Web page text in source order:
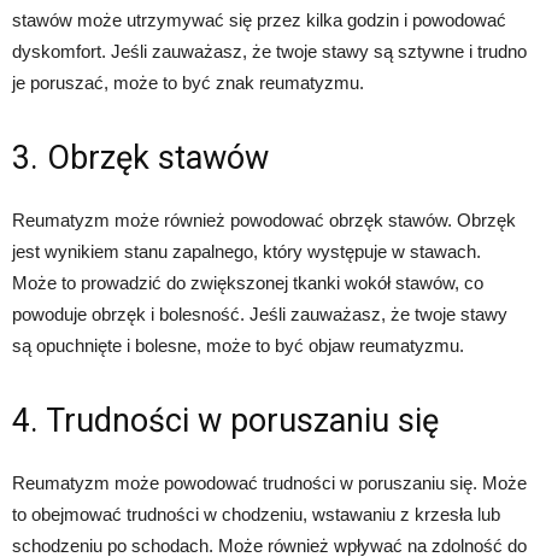
stawów może utrzymywać się przez kilka godzin i powodować
dyskomfort. Jeśli zauważasz, że twoje stawy są sztywne i trudno
je poruszać, może to być znak reumatyzmu.
3. Obrzęk stawów
Reumatyzm może również powodować obrzęk stawów. Obrzęk
jest wynikiem stanu zapalnego, który występuje w stawach.
Może to prowadzić do zwiększonej tkanki wokół stawów, co
powoduje obrzęk i bolesność. Jeśli zauważasz, że twoje stawy
są opuchnięte i bolesne, może to być objaw reumatyzmu.
4. Trudności w poruszaniu się
Reumatyzm może powodować trudności w poruszaniu się. Może
to obejmować trudności w chodzeniu, wstawaniu z krzesła lub
schodzeniu po schodach. Może również wpływać na zdolność do